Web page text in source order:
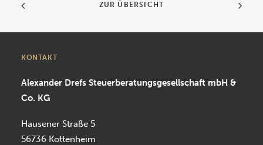
ZUR ÜBERSICHT
KONTAKT
Alexander Drefs Steuerberatungsgesellschaft mbH &
Co. KG
Hausener Straße 5
56736 Kottenheim